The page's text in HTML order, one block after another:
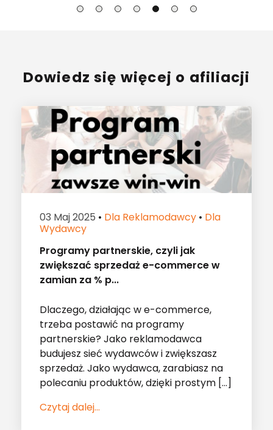
Dowiedz się więcej o afiliacji
03 Maj 2025 • Dla Reklamodawcy • Dla
Wydawcy
Programy partnerskie, czyli jak
zwiększać sprzedaż e-commerce w
zamian za % p...
Dlaczego, działając w e-commerce,
trzeba postawić na programy
partnerskie? Jako reklamodawca
budujesz sieć wydawców i zwiększasz
sprzedaż. Jako wydawca, zarabiasz na
polecaniu produktów, dzięki prostym […]
Czytaj dalej...